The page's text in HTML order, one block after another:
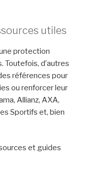
utiles
protection
Toutefois, d’autres
références pour
ou renforcer leur
Allianz, AXA,
Sportifs et, bien
et guides